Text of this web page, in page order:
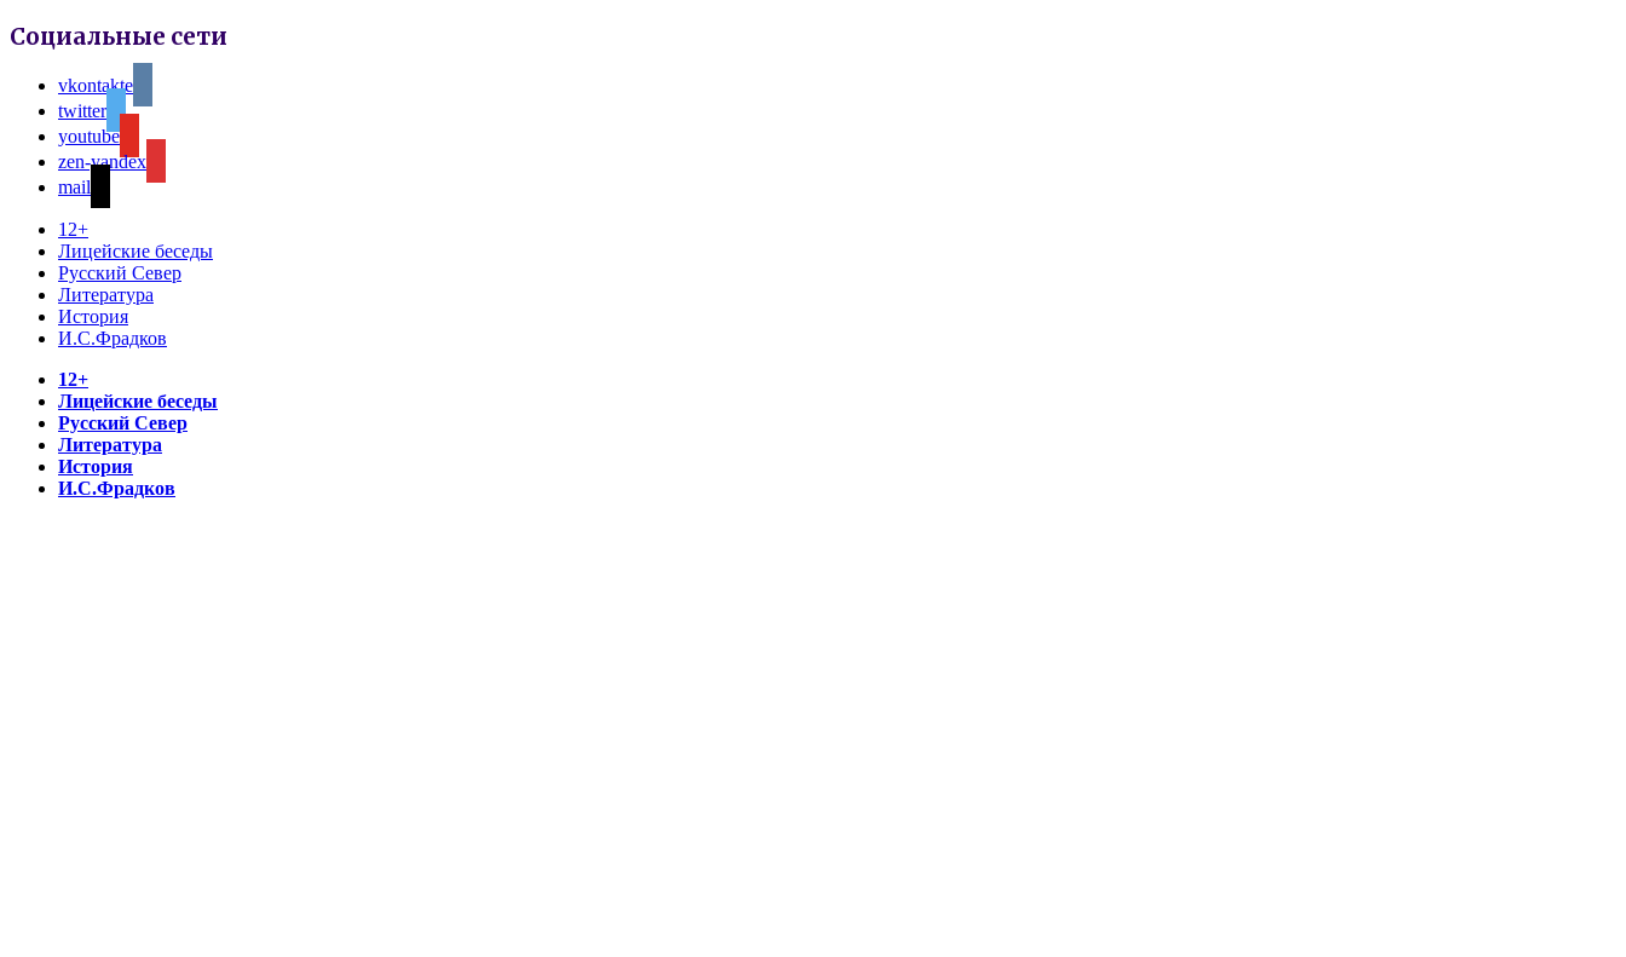
Социальные сети
vkontakte
twitter
youtube
zen-yandex
mail
12+
Лицейские беседы
Русский Север
Литература
История
И.С.Фрадков
12+
Лицейские беседы
Русский Север
Литература
История
И.С.Фрадков